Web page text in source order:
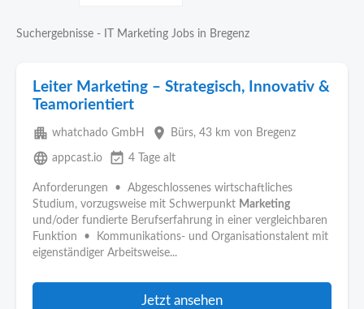
Suchergebnisse - IT Marketing Jobs in Bregenz
Leiter Marketing – Strategisch, Innovativ &
Teamorientiert
apartment whatchado GmbH place Bürs, 43 km von Bregenz
language appcast.io event_available 4 Tage alt
Anforderungen • Abgeschlossenes wirtschaftliches
Studium, vorzugsweise mit Schwerpunkt Marketing
und/oder fundierte Berufserfahrung in einer vergleichbaren
Funktion • Kommunikations- und Organisationstalent mit
eigenständiger Arbeitsweise...
Jetzt ansehen